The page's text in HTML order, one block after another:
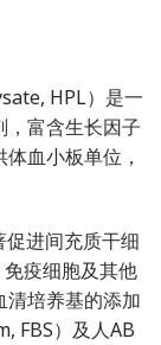
HPL）是一
，富含生长因子
血小板单位，
进间充质干细
疫细胞及其他
清培养基的添加
FBS）及 人AB